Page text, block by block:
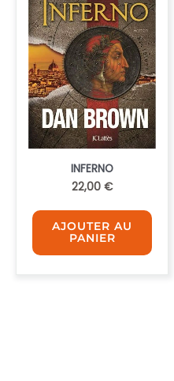
INFERNO
22,00 €
AJOUTER AU
PANIER